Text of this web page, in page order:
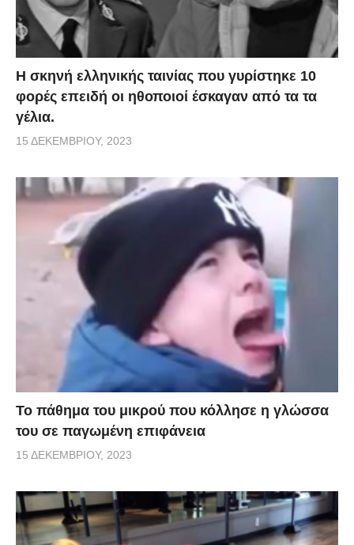
H σκηνή ελληνικής ταινίας που γυρίστηκε 10
φορές επειδή οι ηθοποιοί έσκαγαν από τα τα
γέλια.
15 ΔΕΚΕΜΒΡΊΟΥ, 2023
Το πάθημα του μικρού που κόλλησε η γλώσσα
του σε παγωμένη επιφάνεια
15 ΔΕΚΕΜΒΡΊΟΥ, 2023